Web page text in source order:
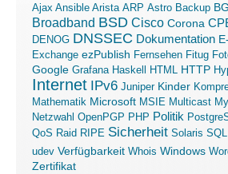
Ajax Ansible Arista ARP Astro Backup
Broadband BSD Cisco Corona
DENOG DNSSEC Dokumentation
Exchange ezPublish Fernsehen Fitug
Google Grafana Haskell HTML HTTP
Internet IPv6 Juniper Kinder
Mathematik Microsoft MSIE Multicast
Netzwahl OpenPGP PHP Politik
QoS Raid RIPE Sicherheit Solaris SQL
udev Verfügbarkeit Whois Windows
Zertifikat